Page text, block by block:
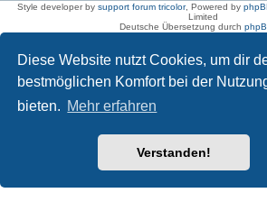
Diese Website nutzt Cookies, um dir
bestmöglichen Komfort bei der
bieten. Mehr erfahren
Verstanden!
Style developer by support forum tricolor, Powered by
Limited
Deutsche Übersetzung durch
Impressum und